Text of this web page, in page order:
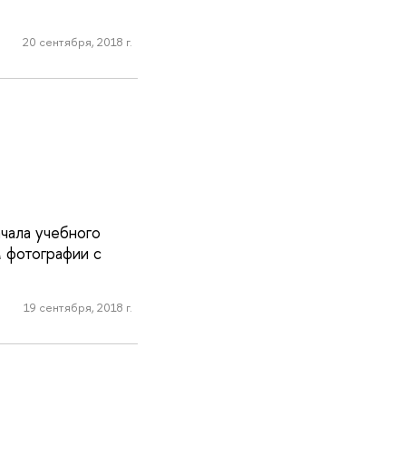
20 сентября, 2018 г.
учебного
с
19 сентября, 2018 г.